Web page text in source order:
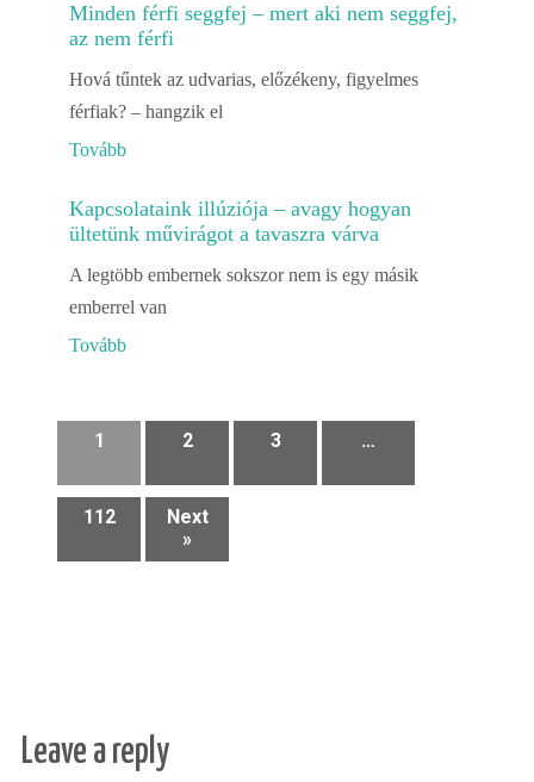
Minden férfi seggfej – mert aki nem seggfej,
az nem férfi
Hová tűntek az udvarias, előzékeny, figyelmes
férfiak? – hangzik el
Tovább
Kapcsolataink illúziója – avagy hogyan
ültetünk művirágot a tavaszra várva
A legtöbb embernek sokszor nem is egy másik
emberrel van
Tovább
1 2 3 …
112
Next
»
Leave a reply